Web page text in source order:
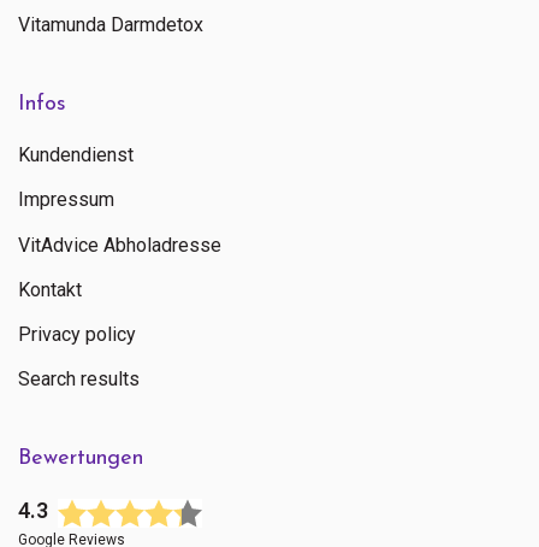
Vitamunda Darmdetox
Infos
Kundendienst
Impressum
VitAdvice Abholadresse
Kontakt
Privacy policy
Search results
Bewertungen
4.3
Google Reviews